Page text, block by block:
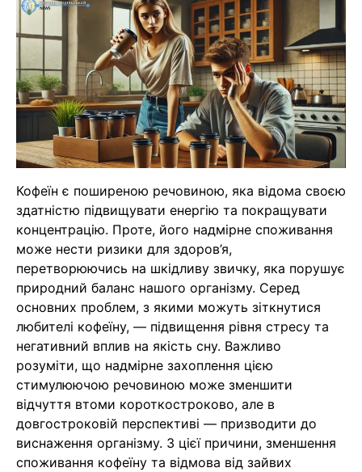
Кофеїн є поширеною речовиною, яка відома своєю
здатністю підвищувати енергію та покращувати
концентрацію. Проте, його надмірне споживання
може нести ризики для здоров’я,
перетворюючись на шкідливу звичку, яка порушує
природний баланс нашого організму. Серед
основних проблем, з якими можуть зіткнутися
любителі кофеїну, — підвищення рівня стресу та
негативний вплив на якість сну. Важливо
розуміти, що надмірне захоплення цією
стимулюючою речовиною може зменшити
відчуття втоми короткостроково, але в
довгостроковій перспективі — призводити до
виснаження організму. З цієї причини, зменшення
споживання кофеїну та відмова від зайвих